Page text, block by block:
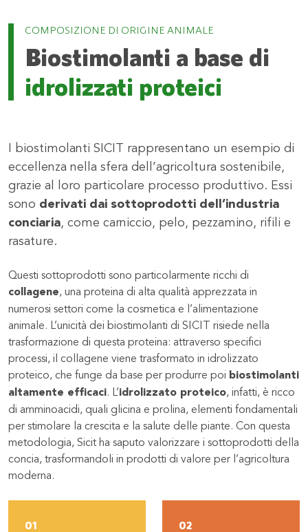
COMPOSIZIONE DI ORIGINE ANIMALE
Biostimolanti a base di
idrolizzati proteici
I biostimolanti SICIT rappresentano un esempio di
eccellenza nella sfera dell’agricoltura sostenibile,
grazie al loro particolare processo produttivo. Essi
sono derivati dai sottoprodotti dell’industria
conciaria, come carniccio, pelo, pezzamino, rifili e
rasature.
Questi sottoprodotti sono particolarmente ricchi di
collagene, una proteina di alta qualità apprezzata in
numerosi settori come la cosmetica e l’alimentazione
animale. L’unicità dei biostimolanti di SICIT risiede nella
trasformazione di questa proteina: attraverso specifici
processi, il collagene viene trasformato in idrolizzato
proteico, che funge da base per produrre poi biostimolanti
altamente efficaci. L’idrolizzato proteico, infatti, è ricco
di amminoacidi, quali glicina e prolina, elementi fondamentali
per stimolare la crescita e la salute delle piante. Con questa
metodologia, Sicit ha saputo valorizzare i sottoprodotti della
concia, trasformandoli in prodotti di valore per l’agricoltura
moderna.
01 02